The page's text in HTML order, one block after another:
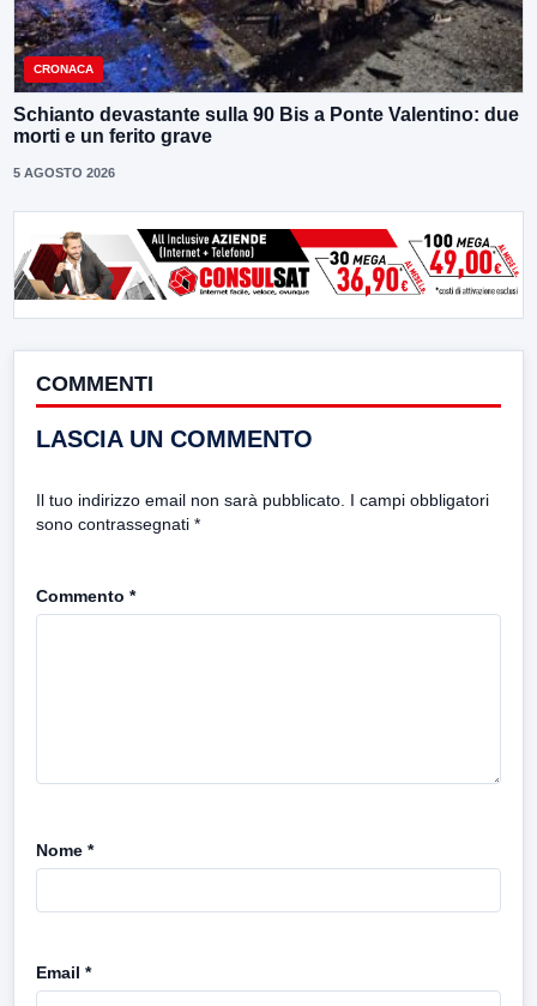
CRONACA
Schianto devastante sulla 90 Bis a Ponte Valentino: due
morti e un ferito grave
5 AGOSTO 2026
COMMENTI
LASCIA UN COMMENTO
Il tuo indirizzo email non sarà pubblicato. I campi obbligatori
sono contrassegnati *
Commento *
Nome *
Email *